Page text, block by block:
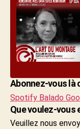
Abonnez-vous là
Spotify Balado
Que voulez-vous
Veuillez nous